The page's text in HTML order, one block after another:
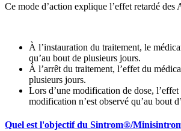
Ce mode d’action explique l’effet retardé des
À l’instauration du traitement, le
qu’au bout de plusieurs jours.
À l’arrêt du traitement, l’effet du
plusieurs jours.
Lors d’une modification de dose,
modification n’est observé qu’au bout
Quel est l'objectif du Sintrom®/